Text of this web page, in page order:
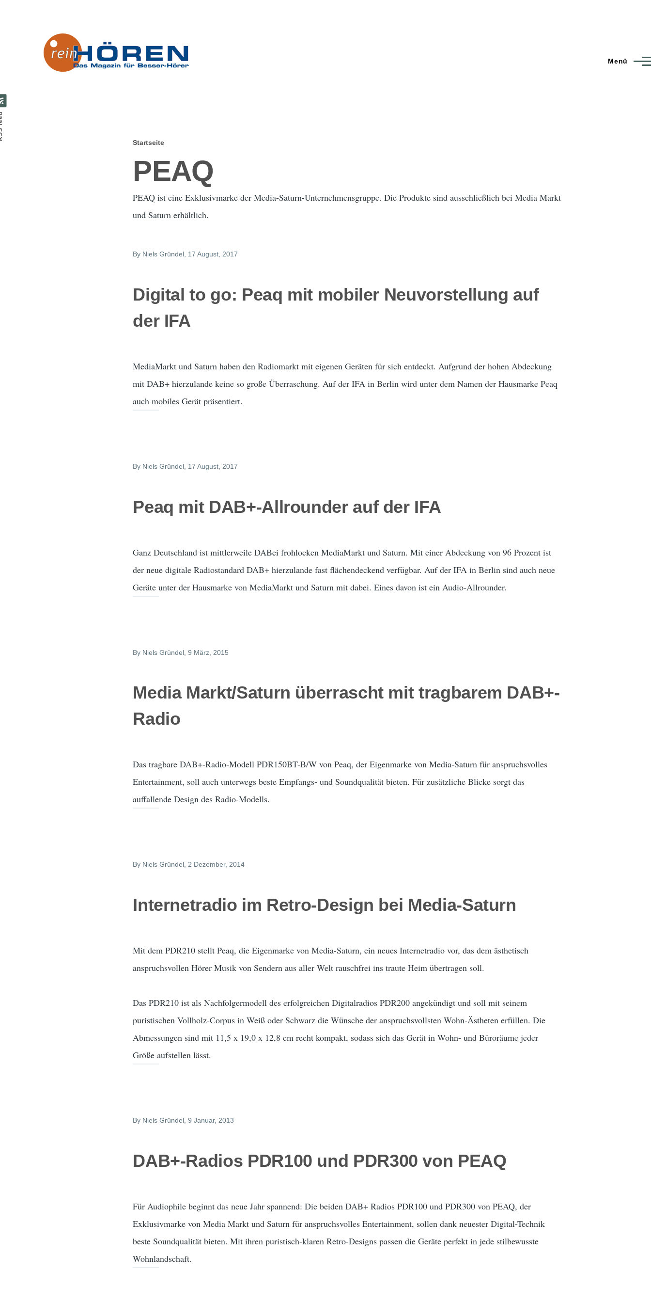
Menü
Startseite
PEAQ
PEAQ ist eine Exklusivmarke der Media-Saturn-Unternehmensgruppe. Die Produkte sind ausschließlich bei Media Markt
und Saturn erhältlich.
By Niels Gründel , 17 August, 2017
Digital to go: Peaq mit mobiler Neuvorstellung auf
der IFA
MediaMarkt und Saturn haben den Radiomarkt mit eigenen Geräten für sich entdeckt. Aufgrund der hohen Abdeckung
mit DAB+ hierzulande keine so große Überraschung. Auf der IFA in Berlin wird unter dem Namen der Hausmarke Peaq
auch mobiles Gerät präsentiert.
By Niels Gründel , 17 August, 2017
Peaq mit DAB+-Allrounder auf der IFA
Ganz Deutschland ist mittlerweile DABei frohlocken MediaMarkt und Saturn. Mit einer Abdeckung von 96 Prozent ist
der neue digitale Radiostandard DAB+ hierzulande fast flächendeckend verfügbar. Auf der IFA in Berlin sind auch neue
Geräte unter der Hausmarke von MediaMarkt und Saturn mit dabei. Eines davon ist ein Audio-Allrounder.
By Niels Gründel , 9 März, 2015
Media Markt/Saturn überrascht mit tragbarem DAB+-
Radio
Das tragbare DAB+-Radio-Modell PDR150BT-B/W von Peaq, der Eigenmarke von Media-Saturn für anspruchsvolles
Entertainment, soll auch unterwegs beste Empfangs- und Soundqualität bieten. Für zusätzliche Blicke sorgt das
auffallende Design des Radio-Modells.
By Niels Gründel, 2 Dezember, 2014
Internetradio im Retro-Design bei Media-Saturn
Mit dem PDR210 stellt Peaq, die Eigenmarke von Media-Saturn, ein neues Internetradio vor, das dem ästhetisch
anspruchsvollen Hörer Musik von Sendern aus aller Welt rauschfrei ins traute Heim übertragen soll.
Das PDR210 ist als Nachfolgermodell des erfolgreichen Digitalradios PDR200 angekündigt und soll mit seinem
puristischen Vollholz-Corpus in Weiß oder Schwarz die Wünsche der anspruchsvollsten Wohn-Ästheten erfüllen. Die
Abmessungen sind mit 11,5 x 19,0 x 12,8 cm recht kompakt, sodass sich das Gerät in Wohn- und Büroräume jeder
Größe aufstellen lässt.
By Niels Gründel , 9 Januar, 2013
DAB+-Radios PDR100 und PDR300 von PEAQ
Für Audiophile beginnt das neue Jahr spannend: Die beiden DAB+ Radios PDR100 und PDR300 von PEAQ, der
Exklusivmarke von Media Markt und Saturn für anspruchsvolles Entertainment, sollen dank neuester Digital-Technik
beste Soundqualität bieten. Mit ihren puristisch-klaren Retro-Designs passen die Geräte perfekt in jede stilbewusste
Wohnlandschaft.